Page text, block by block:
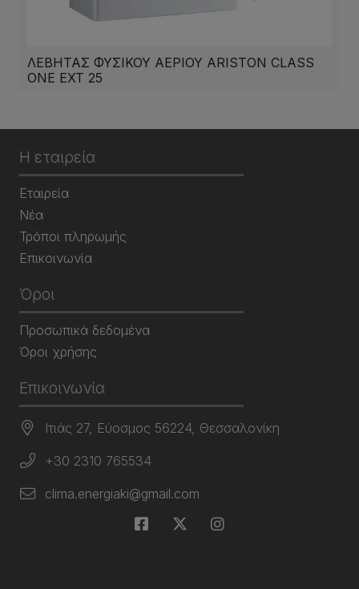
ΛΕΒΗΤΑΣ ΦΥΣΙΚΟΥ ΑΕΡΙΟΥ ARISTON CLASS
ONE EXT 25
Η εταιρεία
Εταιρεία
Νέα
Τρόποι πληρωμής
Επικοινωνία
Όροι
Προσωπικά δεδομένα
Όροι χρήσης
Επικοινωνία
Ιτιάς 27, Εύοσμος 56224, Θεσσαλονίκη
+30 2310 765534
clima.energiaki@gmail.com